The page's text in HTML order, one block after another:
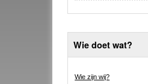
Wie doet wat?
Wie zijn wij?